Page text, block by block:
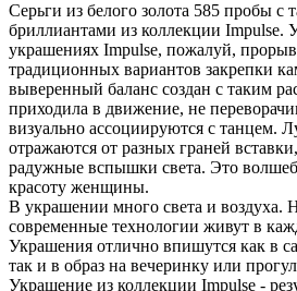
Серьги из белого золота 585 пробы
бриллиантами из коллекции Impulse.
украшениях Impulse, пожалуй,
традиционных вариантов закрепки
выверенный баланс создан с таким
приходила в движение, не
визуально ассоциируются с танцем.
отражаются от разных граней
радужные вспышки света. Это
красоту женщины.
В украшении много света и воздуха.
современные технологии живут в
Украшения отлично впишутся как в
так и в образ на вечеринку или
Украшение из коллекции Impulse -